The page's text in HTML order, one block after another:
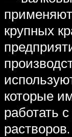
крупных
которые
работать
растворов.